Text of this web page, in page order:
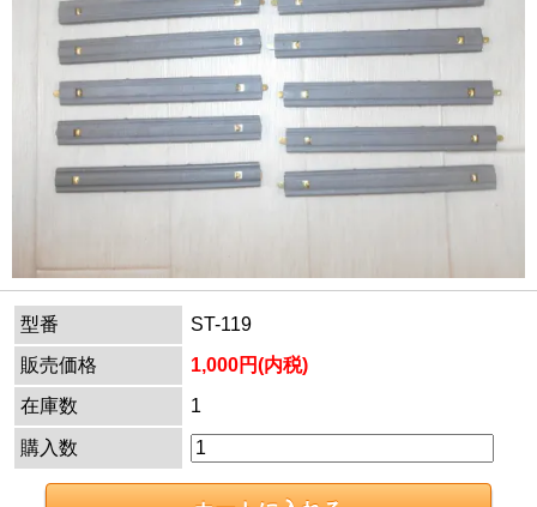
型番
ST-119
販売価格
1,000円(内税)
在庫数
1
購入数